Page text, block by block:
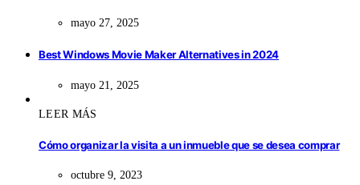
mayo 27, 2025
Best Windows Movie Maker Alternatives in 2024
mayo 21, 2025
LEER MÁS
Cómo organizar la visita a un inmueble que se desea comprar
octubre 9, 2023